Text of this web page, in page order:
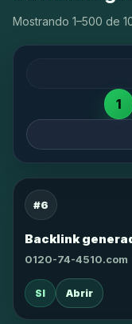
Mostrando 1–500 de
1
#6
Backlink
0120-74-4510.com
SI Abrir